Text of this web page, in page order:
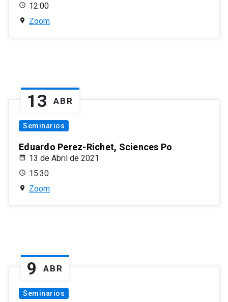
12:00
Zoom
13 ABR
Seminarios
Eduardo Perez-Richet, Sciences Po
13 de Abril de 2021
15:30
Zoom
9 ABR
Seminarios